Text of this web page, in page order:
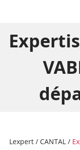
Lexpert/ CANTAL/